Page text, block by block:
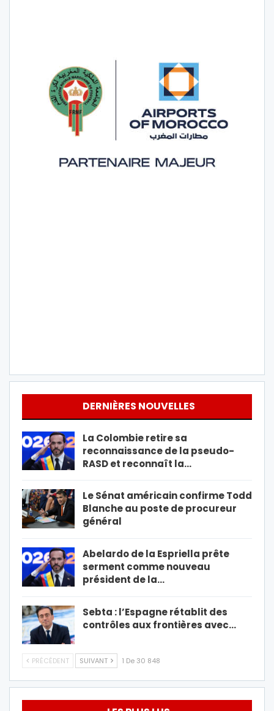
DERNIÈRES NOUVELLES
La Colombie retire sa
reconnaissance de la pseudo-
RASD et reconnaît la…
Le Sénat américain confirme Todd
Blanche au poste de procureur
général
Abelardo de la Espriella prête
serment comme nouveau
président de la…
Sebta : l’Espagne rétablit des
contrôles aux frontières avec…
PRÉCÉDENT SUIVANT 1 De 30 848